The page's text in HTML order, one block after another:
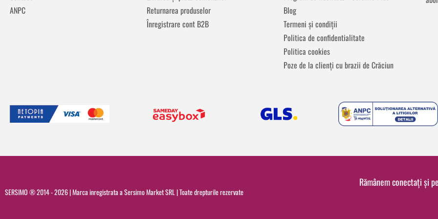
ANPC
Returnarea produselor
Înregistrare cont B2B
Blog
Termeni și condiții
Politica de confidentialitate
Politica cookies
Poze de la clienți cu brazii de Crăciun
SERSIMO ® 2014 - 2026 | Marca inregistrata a Sersimo Market SRL | Toate drepturile rezervate
Rămânem conectați și pe